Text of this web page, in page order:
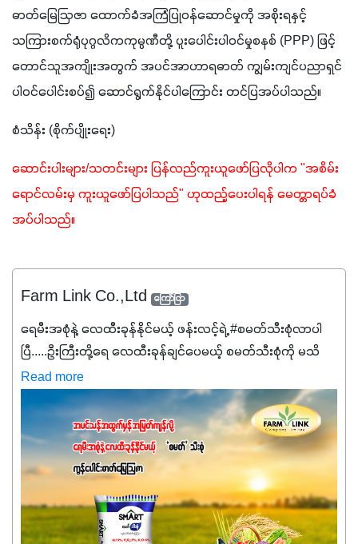
ဓာတ်မြေဩဇာ ထောက်ခံအကြံပြုဝန်ဆောင်မှုကို အစိုးရနှင့်
သကြားစက်ရုံပုဂ္ဂလိကကုမ္ပဏီတို့ ပူးပေါင်းပါဝင်မှုစနစ် (PPP) ဖြင့်
တောင်သူအကျိုးအတွက် အပင်အာဟာရဓာတ် ကျွမ်းကျင်ပညာရှင်
ပါဝင်ပေါင်းစပ်၍ ဆောင်ရွက်နိုင်ပါကြောင်း တင်ပြအပ်ပါသည်။
စံသိန်း (စိုက်ပျိုးရေး)
ဆောင်းပါးများ/သတင်းများ ပြန်လည်ကူးယူဖော်ပြလိုပါက "အစိမ်း
ရောင်လမ်းမှ ကူးယူဖော်ပြပါသည်" ဟုထည့်ပေးပါရန် မေတ္တာရပ်ခံ
အပ်ပါသည်။
Farm Link Co.,Ltd ကြော်ငြာ
ရေမီးအစုံနဲ့ လေထီးခုန်နိုင်မယ့် ဖန်းလင့်ရဲ့ #စမတ်သီးစုံလာပါ
ပြီ.....ဦးကြီးတို့ရေ ‌လေထီးခုန်ချင်ပေမယ့် စမတ်သီးစုံကို မသိ
သေးရင်တော့ ဒီစာလေးကို ဆက်ဖတ်‌ပေးပါ #စမတ်သီးစုံဆိုတာ
အပင်တိုင်းအတွက် အဓိကအာဟာရNPK (19:7:8)နဲ့ #ဟူးမစ်
အက်စစ်တို့ အချိုးကျ ပေါင်းစပ်ထားတဲ့ ကွန်ပေါင်း
ဓာတ်မြေဩဇာဖြစ်ပါတယ်။ အဓိကအကျိုးကျေးဇူးတွေအနေနဲ့
ကတော့ နိုက်ထရိုဂျင် 19%ပါဝင်တဲ့အတွက် ကလိုရိုဖီးလ်ဖွဲ့စည်း
မှုကို အားပေးကာ သီးနှံပင်များ၏အရွက်များစိမ်းလန်းသန်စွမ်း
ပြီး အစာချက်လုပ်မှုအားကောင်းစေပါတယ်။ အပင်၏ပင်ပိုင်း
ကြီးထွားမှုကို တိုးမြင့်စေကာ အပင်သန်၍ အကြီးမြန်စေပါတယ်။
Read more